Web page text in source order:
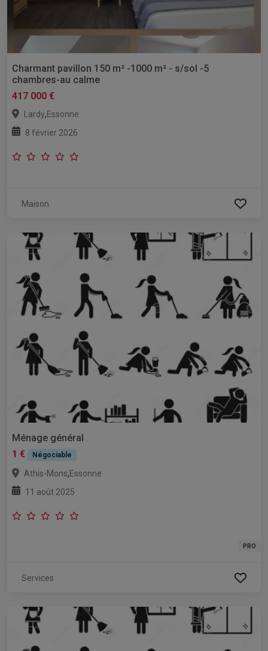
Charmant pavillon 150 m² -1000 m² - s/sol -5
chambres-au calme
417 000 €
Lardy,Essonne
8 février 2026
Maison
Ménage général
1 €
Négociable
Athis-Mons,Essonne
11 août 2025
PRO
Services